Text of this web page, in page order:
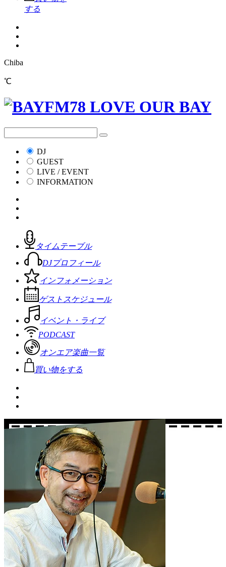
する
Chiba
℃
DJ
GUEST
LIVE / EVENT
INFORMATION
タイムテーブル
DJプロフィール
インフォメーション
ゲストスケジュール
イベント・ライブ
PODCAST
オンエア楽曲一覧
買い物をする